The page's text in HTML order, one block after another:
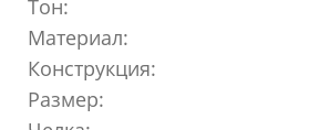
Тон:
Материал:
Конструкция:
Размер: